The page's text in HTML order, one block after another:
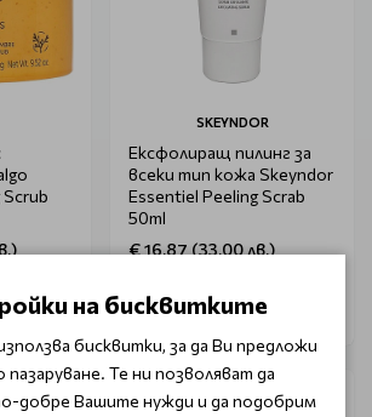
SKEYNDOR
Ексфолиращ пилинг за
всеки тип кожа Skeyndor
Essentiel Peeling Scrab
50ml
€ 16.87 (33.00 лв.)
на бисквитките
бисквитки, за да Ви предложи
Те ни позволяват да
добре Вашите нужди и да подобрим